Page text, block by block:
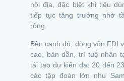
nội địa, đặc biệt khi tiêu
tiếp tục tăng trưởng nhờ
rộng.
Bên cạnh đó, dòng vốn FDI
cao, bán dẫn, trí tuệ nhân
tái tạo dự kiến đạt 20 đến
các tập đoàn lớn như